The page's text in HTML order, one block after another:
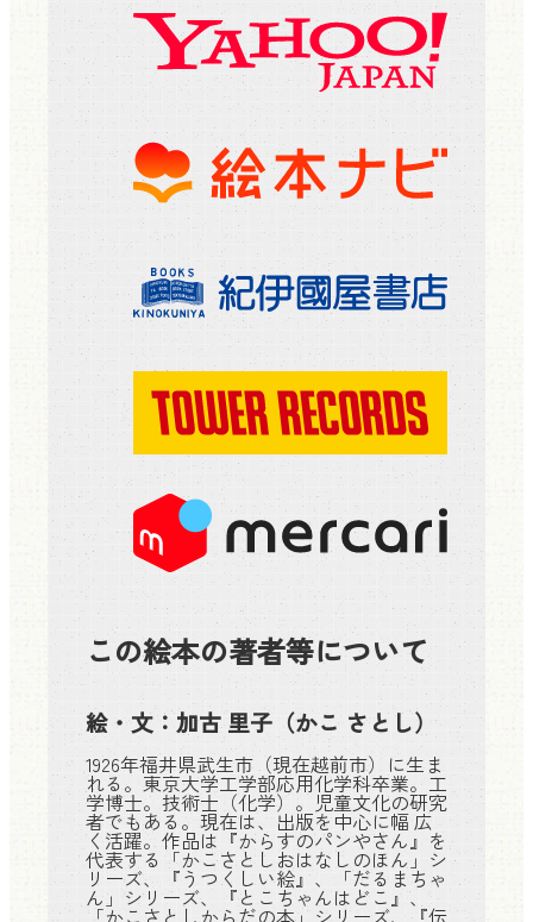
この絵本の著者等について
絵・文：加古 里子 （かこ さとし）
1926年福井県武生市（現在越前市）に生ま
れる。東京大学工学部応用化学科卒業。工
学博士。技術士（化学）。児童文化の研究
者でもある。現在は、出版を中心に幅 広
く活躍。作品は『からすのパンやさん』を
代表する「かこさとしおはなしのほん」シ
リーズ、『うつくしい絵』、「だるまちゃ
ん」シリーズ、『とこちゃんはどこ』、